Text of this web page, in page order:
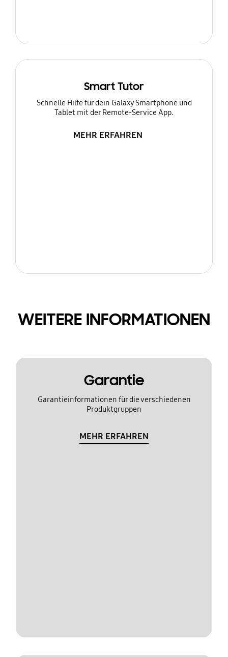
Smart Tutor
Schnelle Hilfe für dein Galaxy Smartphone und
Tablet mit der Remote-Service App.
MEHR ERFAHREN
WEITERE INFORMATIONEN
Garantie
Garantieinformationen für die verschiedenen
Produktgruppen
MEHR ERFAHREN